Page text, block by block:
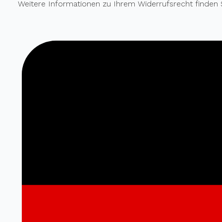
Weitere Informationen zu Ihrem Widerrufsrecht finden